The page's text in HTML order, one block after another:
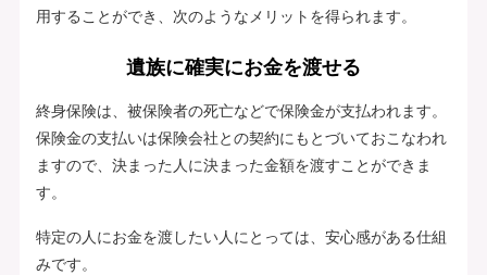
用することができ、次のようなメリットを得られます。
遺族に確実にお金を渡せる
終身保険は、被保険者の死亡などで保険金が支払われます。
保険金の支払いは保険会社との契約にもとづいておこなわれ
ますので、決まった人に決まった金額を渡すことができま
す。
特定の人にお金を渡したい人にとっては、安心感がある仕組
みです。